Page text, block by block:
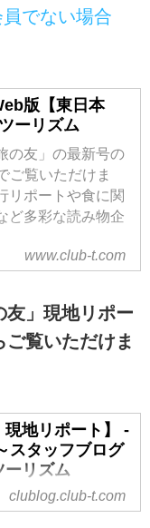
でない場合
版【東日本
ーリズム
の友」の最新号の
ご覧いただけま
リポートや食に関
ど多彩な読み物企
月号は11月10日に
www.club-t.com
友」現地リポー
ご覧いただけま
現地リポート】 -
スタッフブログ
ーリズム
clublog.club-t.com